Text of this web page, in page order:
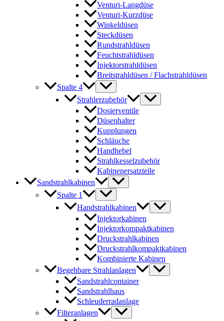
Venturi-Langdüse
Venturi-Kurzdüse
Winkeldüsen
Steckdüsen
Rundstrahldüsen
Feuchtstrahldüsen
Injektorstrahldüsen
Breitstrahldüsen / Flachstrahldüsen
Spalte 4
Strahlerzubehör
Dosierventile
Düsenhalter
Kupplungen
Schläuche
Handhebel
Strahlkesselzubehör
Kabinenersatzteile
Sandstrahlkabinen
Spalte 1
Handstrahlkabinen
Injektorkabinen
Injektorkompaktkabinen
Druckstrahlkabinen
Druckstrahlkompaktkabinen
Kombinierte Kabinen
Begehbare Strahlanlagen
Sandstrahlcontainer
Sandstrahlhaus
Schleuderradanlage
Filteranlagen